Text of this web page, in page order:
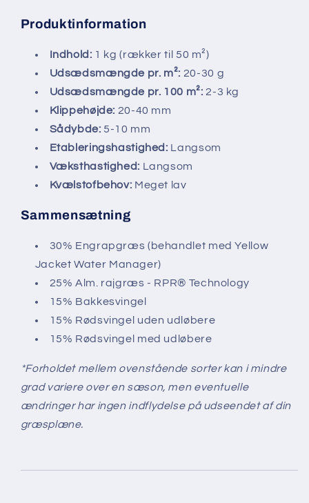
Produktinformation
Indhold: 1 kg (rækker til 50 m²)
Udsædsmængde pr. m²: 20-30 g
Udsædsmængde pr. 100 m²: 2-3 kg
Klippehøjde: 20-40 mm
Sådybde: 5-10 mm
Etableringshastighed: Langsom
Væksthastighed: Langsom
Kvælstofbehov: Meget lav
Sammensætning
30% Engrapgræs (behandlet med Yellow
Jacket Water Manager)
25% Alm. rajgræs - RPR® Technology
15% Bakkesvingel
15% Rødsvingel uden udløbere
15% Rødsvingel med udløbere
*Forholdet mellem ovenstående sorter kan i mindre
grad variere over en sæson, men eventuelle
ændringer har ingen indflydelse på udseendet af din
græsplæne.